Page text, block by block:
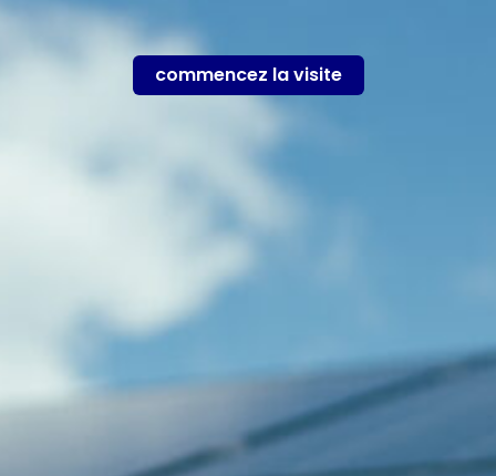
commencez la visite